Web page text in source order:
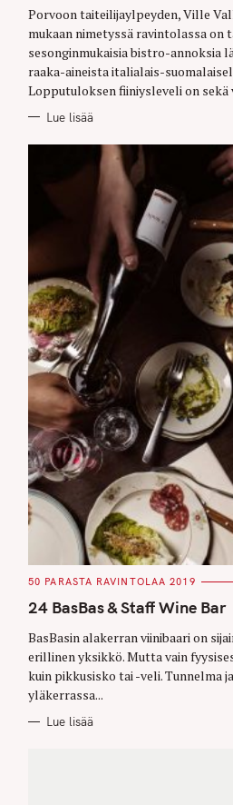
O
R
I
S
Porvoon taiteilijaylpeyden, Ville
mukaan nimetyssä ravintolassa on
sesonginmukaisia bistro-annoksia
raaka-aineista italialais-
Lopputuloksen fiiniysleveli on sekä
Lue lisää
C
T
E
O
R
I
S
50 PARASTA RAVINTOLAA 2019
24 BasBas & Staff Wine Bar
BasBasin alakerran viinibaari on
erillinen yksikkö. Mutta vain
kuin pikkusisko tai -veli. Tunnelma
yläkerrassa...
Lue lisää